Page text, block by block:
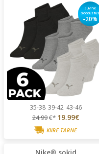
Suvine
soodustus
-20%
35-38 39-42 43-46
24.99€* 19.99€
KIIRE TARNE